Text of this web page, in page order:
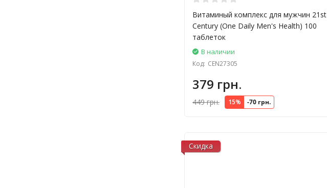
Витаминый комплекс для мужчин 21st
Century (One Daily Men's Health) 100
таблеток
В наличии
Код: CEN27305
379 грн.
449 грн. 15% -70 грн.
Скидка